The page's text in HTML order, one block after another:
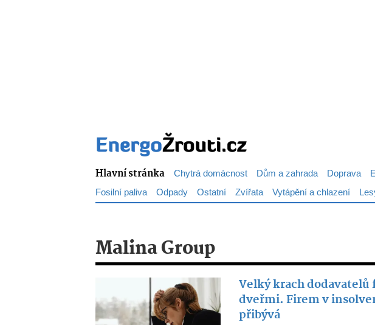
Hlavní stránka Chytrá domácnost Dům a zahrada Doprava
Fosilní paliva Odpady Ostatní Zvířata Vytápění a chlazení
Malina Group
Velký krach
dveřmi. Firem v
přibývá